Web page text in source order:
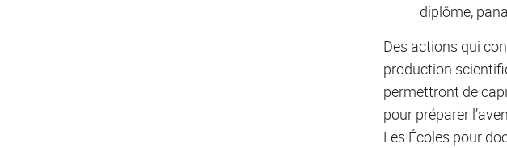
diplôme,
Des actions qui
production
permettront de
pour préparer
Les Écoles pour